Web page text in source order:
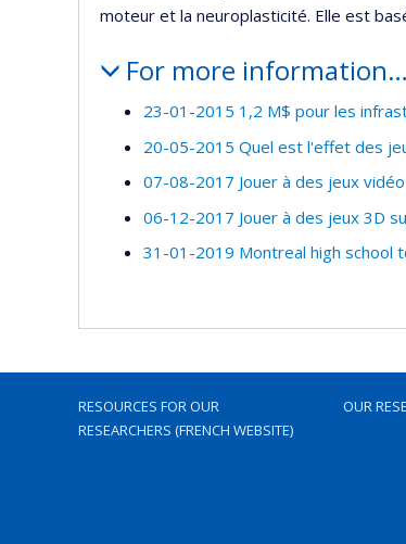
moteur et la neuroplasticité. Elle est
For more information…
23-01-2015 1,2 M$ pour les
20-05-2015 Quel est l'effet des
07-08-2017 Jouer à des jeux
06-12-2017 Jouer à des jeux 3D
31-01-2019 Montreal high school
RESOURCES FOR OUR
RESEARCHERS (FRENCH WEBSITE)
OUR